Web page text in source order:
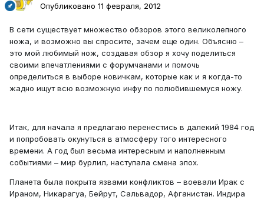
Опубликовано 11 февраля, 2012
В сети существует множество обзоров этого великолепного
ножа, и возможно вы спросите, зачем еще один. Объясню –
это мой любимый нож, создавая обзор я хочу поделиться
своими впечатлениями с форумчанами и помочь
определиться в выборе новичкам, которые как и я когда-то
жадно ищут всю возможную инфу по полюбившемуся ножу.
Итак, для начала я предлагаю перенестись в далекий 1984 год
и попробовать окунуться в атмосферу того интересного
времени. А год был весьма интересным и наполненным
событиями – мир бурлил, наступала смена эпох.
Планета была покрыта язвами конфликтов – воевали Ирак с
Ираном, Никарагуа, Бейрут, Сальвадор, Афганистан. Индира